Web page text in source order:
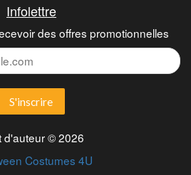
Infolettre
des offres promotionnelles
d'auteur © 2026
Costumes 4U